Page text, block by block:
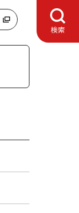
検索